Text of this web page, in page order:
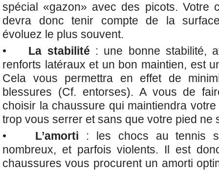
spécial «gazon» avec des picots. Votre
devra donc tenir compte de la
évoluez le plus souvent.
•
La stabilité : une bonne stabilité,
renforts latéraux et un bon maintien, est
Cela vous permettra en effet de
blessures (Cf. entorses). A vous de
choisir la chaussure qui maintiendra
trop vous serrer et sans que votre pied ne
•
L’amorti : les chocs au tennis
nombreux, et parfois violents. Il est
chaussures vous procurent un amorti